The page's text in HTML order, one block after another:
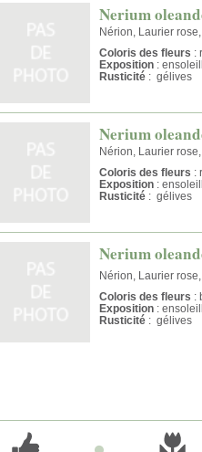
Nerium
Nérion, Laurier
Coloris des fleurs :
Exposition :
Rusticité : gélives
Nerium
Nérion, Laurier
Coloris des fleurs :
Exposition :
Rusticité : gélives
Nerium
Nérion, Laurier
Coloris des fleurs :
Exposition :
Rusticité : gélives